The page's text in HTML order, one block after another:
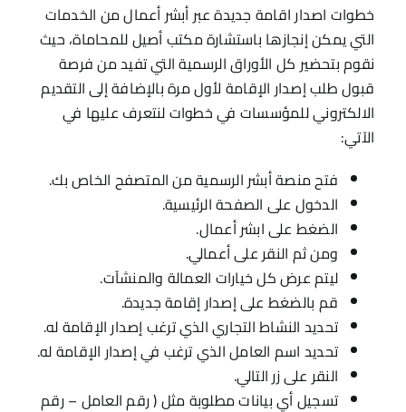
خطوات اصدار اقامة جديدة عبر أبشر أعمال من الخدمات
التي يمكن إنجازها باستشارة مكتب أصيل للمحاماة، حيث
نقوم بتحضير كل الأوراق الرسمية التي تفيد من فرصة
قبول طلب إصدار الإقامة لأول مرة بالإضافة إلى التقديم
الالكتروني للمؤسسات في خطوات لنتعرف عليها في
الآتي:
فتح منصة أبشر الرسمية من المتصفح الخاص بك.
الدخول على الصفحة الرئيسية.
الضغط على ابشر أعمال.
ومن ثم النقر على أعمالي.
ليتم عرض كل خيارات العمالة والمنشآت.
قم بالضغط على إصدار إقامة جديدة.
تحديد النشاط التجاري الذي ترغب إصدار الإقامة له.
تحديد اسم العامل الذي ترغب في إصدار الإقامة له.
النقر على زر التالي.
تسجيل أي بيانات مطلوبة مثل ( رقم العامل – رقم